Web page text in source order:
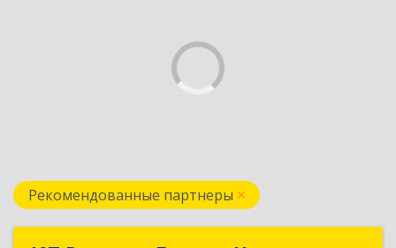
Рекомендованные партнеры